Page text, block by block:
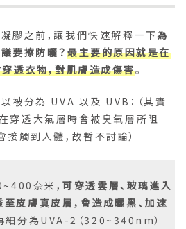
膠之前，讓我們快速解釋一下為
要擦防曬？ 最主要的原因就是在
透衣物，對肌膚造成傷害。
被分為 UVA 以及 UVB：（其實
穿透大氣層時會被臭氧層所阻
觸到人體，故暫不討論）
奈米，可穿透雲層、玻璃進入
皮膚真皮層，會造成曬黑、加速
細分為UVA-2（320~340nm）